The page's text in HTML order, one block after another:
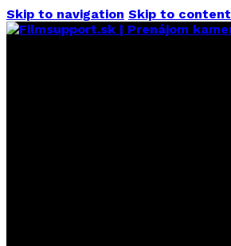
Skip to navigation Skip to content